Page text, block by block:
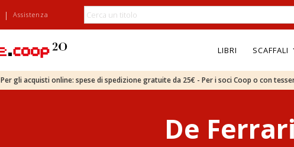
| Assistenza
LIBRI SCAFFALI
Per gli acquisti online: spese di spedizione gratuite da 25€ - Per i soci Coop o con
De Ferrari